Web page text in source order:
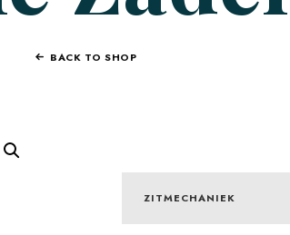
BACK TO SHOP
ZITMECHANIEK